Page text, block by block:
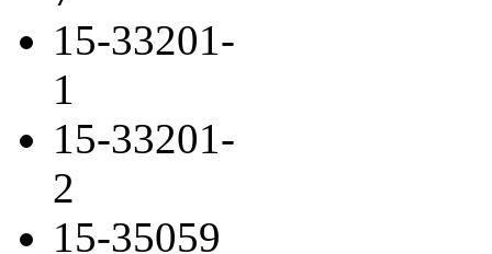
15-33201-
1
15-33201-
2
15-35059